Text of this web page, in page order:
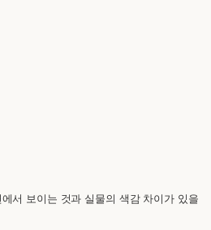
서 보이는 것과 실물의 색감 차이가 있을